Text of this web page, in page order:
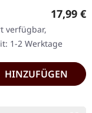
Doppel-Vinyl
Splattern im
Cover. Bal-
17,99 €
verfügbar,
1-2 Werktage
HINZUFÜGEN